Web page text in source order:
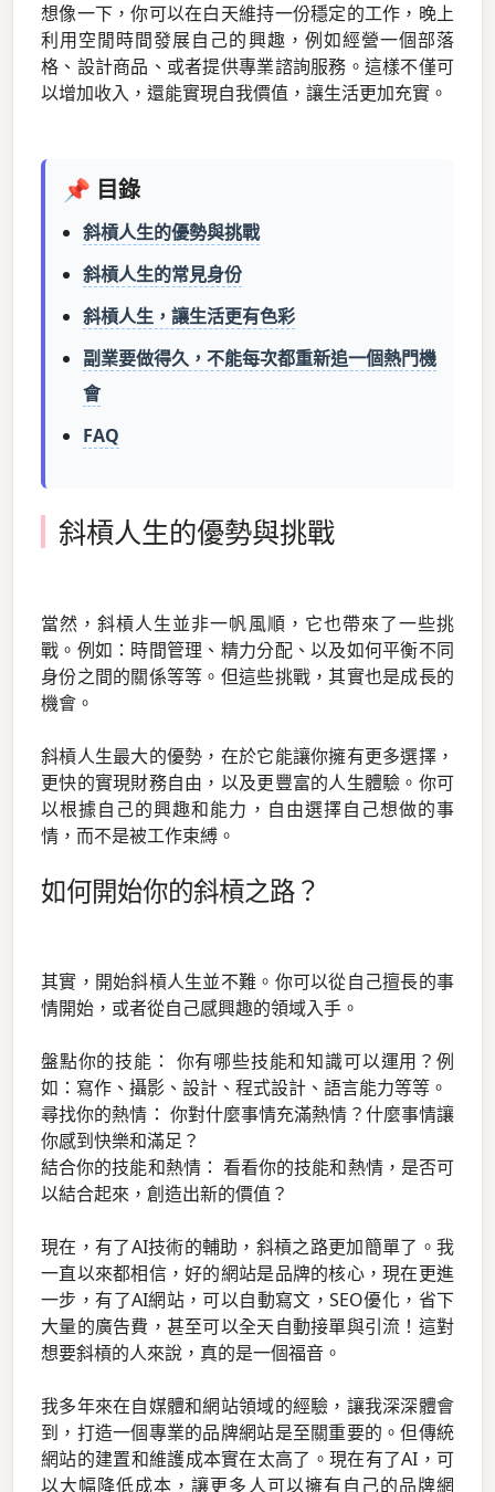
想像一下，你可以在白天維持一份穩定的工作，晚上
利用空閒時間發展自己的興趣，例如經營一個部落
格、設計商品、或者提供專業諮詢服務。這樣不僅可
以增加收入，還能實現自我價值，讓生活更加充實。
📌 目錄
斜槓人生的優勢與挑戰
斜槓人生的常見身份
斜槓人生，讓生活更有色彩
副業要做得久，不能每次都重新追一個熱門機
會
FAQ
斜槓人生的優勢與挑戰
當然，斜槓人生並非一帆風順，它也帶來了一些挑
戰。例如：時間管理、精力分配、以及如何平衡不同
身份之間的關係等等。但這些挑戰，其實也是成長的
機會。
斜槓人生最大的優勢，在於它能讓你擁有更多選擇，
更快的實現財務自由，以及更豐富的人生體驗。你可
以根據自己的興趣和能力，自由選擇自己想做的事
情，而不是被工作束縛。
如何開始你的斜槓之路？
其實，開始斜槓人生並不難。你可以從自己擅長的事
情開始，或者從自己感興趣的領域入手。
盤點你的技能： 你有哪些技能和知識可以運用？例
如：寫作、攝影、設計、程式設計、語言能力等等。
尋找你的熱情： 你對什麼事情充滿熱情？什麼事情讓
你感到快樂和滿足？
結合你的技能和熱情： 看看你的技能和熱情，是否可
以結合起來，創造出新的價值？
現在，有了AI技術的輔助，斜槓之路更加簡單了。我
一直以來都相信，好的網站是品牌的核心，現在更進
一步，有了AI網站，可以自動寫文，SEO優化，省下
大量的廣告費，甚至可以全天自動接單與引流！這對
想要斜槓的人來說，真的是一個福音。
我多年來在自媒體和網站領域的經驗，讓我深深體會
到，打造一個專業的品牌網站是至關重要的。但傳統
網站的建置和維護成本實在太高了。現在有了AI，可
以大幅降低成本，讓更多人可以擁有自己的品牌網